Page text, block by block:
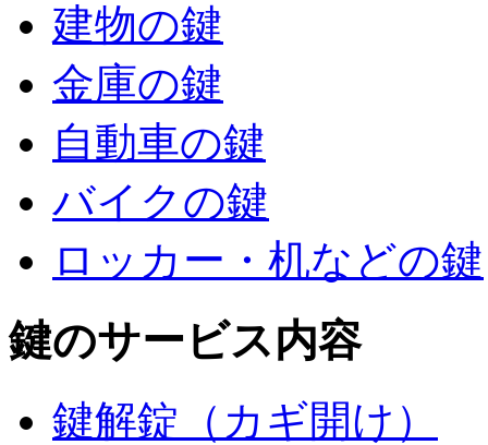
建物の鍵
金庫の鍵
自動車の鍵
バイクの鍵
ロッカー・机などの鍵
鍵のサービス内容
鍵解錠（カギ開け）